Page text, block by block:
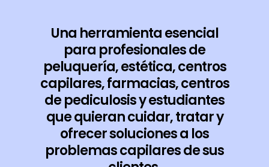
Una herramienta esencial
para profesionales de
peluquería, estética, centros
capilares, farmacias, centros
de pediculosis y estudiantes
que quieran cuidar, tratar y
ofrecer soluciones a los
problemas capilares de sus